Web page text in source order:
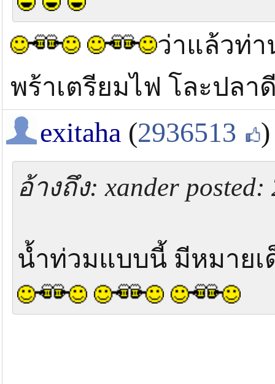
ว่าแล้วท่า
พร้าเตรียมไฟ โละปลา
exitaha (2936513 )
อ้างถึง: xander
น้ำท่วมแบบนี้ มีหมาย